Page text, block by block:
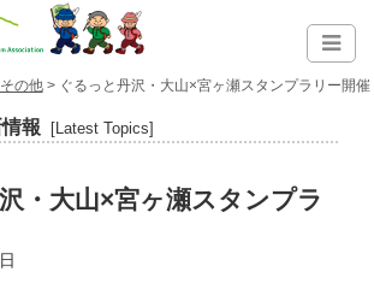
その他> ぐるっと丹沢・大山×宮ヶ瀬スタンプラリー開催
報 [Latest Topics]
・大山×宮ヶ瀬スタンプラ